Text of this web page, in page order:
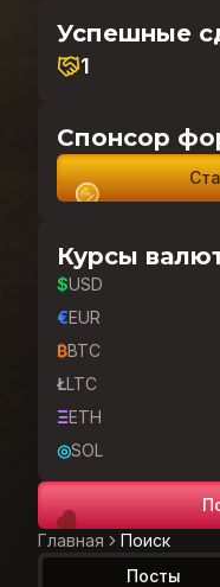
Успешные
1
Спонсор
Курсы
$USD
€EUR
₿BTC
ŁLTC
ΞETH
◎SOL
Главная
Поиск
Посты